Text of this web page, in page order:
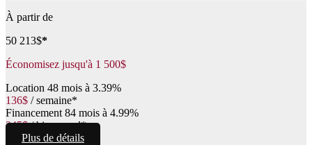
À partir de
50 213$*
Économisez jusqu'à 1 500$
Location 48 mois à 3.39%
136$ /semaine*
Financement 84 mois à 4.99%
345$ /bimensuel*
Plus de détails